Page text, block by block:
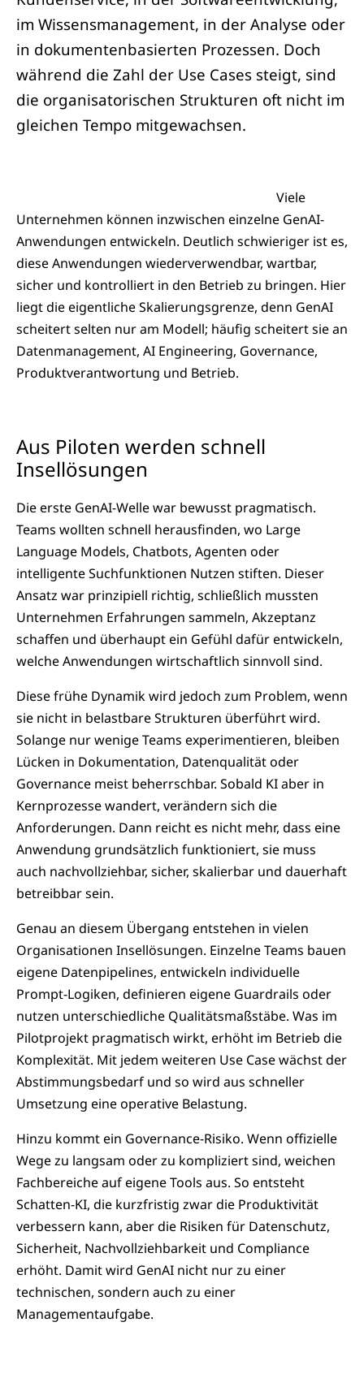
im Wissensmanagement, in der Analyse oder
in dokumentenbasierten Prozessen. Doch
während die Zahl der Use Cases steigt, sind
die organisatorischen Strukturen oft nicht im
gleichen Tempo mitgewachsen.
Viele
Unternehmen können inzwischen einzelne GenAI-
Anwendungen entwickeln. Deutlich schwieriger ist es,
diese Anwendungen wiederverwendbar, wartbar,
sicher und kontrolliert in den Betrieb zu bringen. Hier
liegt die eigentliche Skalierungsgrenze, denn GenAI
scheitert selten nur am Modell; häufig scheitert sie an
Datenmanagement, AI Engineering, Governance,
Produktverantwortung und Betrieb.
Aus Piloten werden schnell
Insellösungen
Die erste GenAI-Welle war bewusst pragmatisch.
Teams wollten schnell herausfinden, wo Large
Language Models, Chatbots, Agenten oder
intelligente Suchfunktionen Nutzen stiften. Dieser
Ansatz war prinzipiell richtig, schließlich mussten
Unternehmen Erfahrungen sammeln, Akzeptanz
schaffen und überhaupt ein Gefühl dafür entwickeln,
welche Anwendungen wirtschaftlich sinnvoll sind.
Diese frühe Dynamik wird jedoch zum Problem, wenn
sie nicht in belastbare Strukturen überführt wird.
Solange nur wenige Teams experimentieren, bleiben
Lücken in Dokumentation, Datenqualität oder
Governance meist beherrschbar. Sobald KI aber in
Kernprozesse wandert, verändern sich die
Anforderungen. Dann reicht es nicht mehr, dass eine
Anwendung grundsätzlich funktioniert, sie muss
auch nachvollziehbar, sicher, skalierbar und dauerhaft
betreibbar sein.
Genau an diesem Übergang entstehen in vielen
Organisationen Insellösungen. Einzelne Teams bauen
eigene Datenpipelines, entwickeln individuelle
Prompt-Logiken, definieren eigene Guardrails oder
nutzen unterschiedliche Qualitätsmaßstäbe. Was im
Pilotprojekt pragmatisch wirkt, erhöht im Betrieb die
Komplexität. Mit jedem weiteren Use Case wächst der
Abstimmungsbedarf und so wird aus schneller
Umsetzung eine operative Belastung.
Hinzu kommt ein Governance-Risiko. Wenn offizielle
Wege zu langsam oder zu kompliziert sind, weichen
Fachbereiche auf eigene Tools aus. So entsteht
Schatten-KI, die kurzfristig zwar die Produktivität
verbessern kann, aber die Risiken für Datenschutz,
Sicherheit, Nachvollziehbarkeit und Compliance
erhöht. Damit wird GenAI nicht nur zu einer
technischen, sondern auch zu einer
Managementaufgabe.